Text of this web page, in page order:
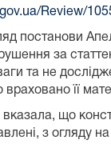
Review/
постанови
за
та не
її
що
з огляду